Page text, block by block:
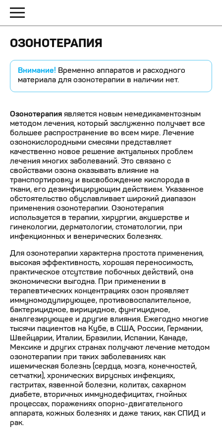
ОЗОНОТЕРАПИЯ
Внимание! Временно аппаратов и расходного
материала для озонотерапии в наличии нет.
Озонотерапия является новым немедикаментозным
методом лечения, который заслуженно получает все
большее распространение во всем мире. Лечение
озонокислородными смесями представляет
качественно новое решение актуальных проблем
лечения многих заболеваний. Это связано с
свойствами озона оказывать влияние на
транспортировку и высвобождение кислорода в
ткани, его дезинфицирующим действием. Указанное
обстоятельство обуславливает широкий диапазон
применения озонотерапии. Озонотерапия
используется в терапии, хирургии, акушерстве и
гинекологии, дерматологии, стоматологии, при
инфекционных и венерических болезнях.
Для озонотерапии характерна простота применения,
высокая эффективность, хорошая переносимость,
практическое отсутствие побочных действий, она
экономически выгодна. При применении в
терапевтических концентрациях озон проявляет
иммуномодулирующее, противовоспалительное,
бактерицидное, вирицидное, фунгицидное,
аналгезирующее и другие влияния. Ежегодно многие
тысячи пациентов на Кубе, в США, России, Германии,
Швейцарии, Италии, Бразилии, Испании, Канаде,
Мексике и других странах получают лечение методом
озонотерапии при таких заболеваниях как
ишемическая болезнь (сердца, мозга, конечностей,
сетчатки), хронических вирусных инфекциях,
гастритах, язвенной болезни, колитах, сахарном
диабете, вторичных иммунодефицитах, гнойных
процессах, поражениях опорно-двигательного
аппарата, кожных болезнях и даже таких, как СПИД и
рак.